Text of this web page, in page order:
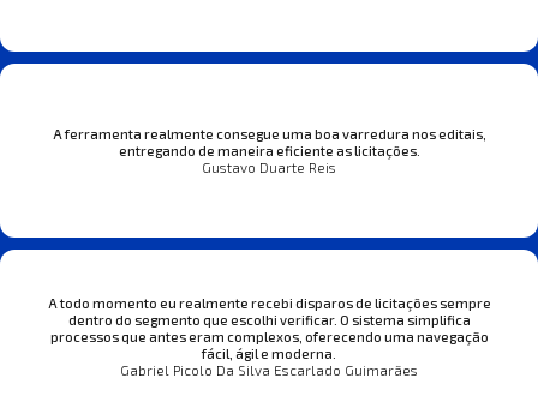
A ferramenta realmente consegue uma boa varredura nos editais,
entregando de maneira eficiente as licitações.
Gustavo Duarte Reis
A todo momento eu realmente recebi disparos de licitações sempre
dentro do segmento que escolhi verificar. O sistema simplifica
processos que antes eram complexos, oferecendo uma navegação
fácil, ágil e moderna.
Gabriel Picolo Da Silva Escarlado Guimarães